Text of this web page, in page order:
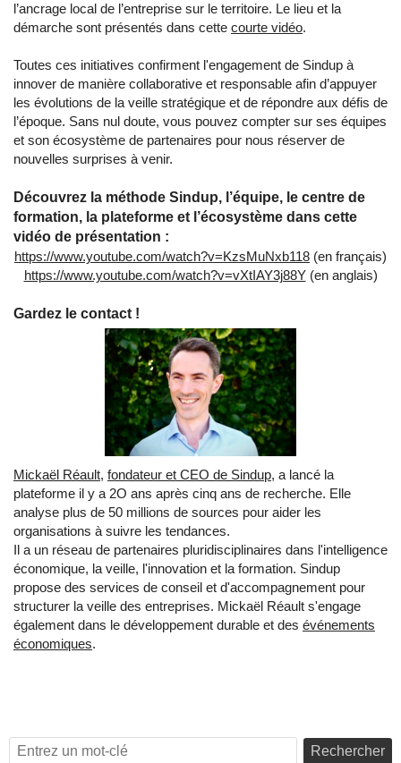
l’ancrage local de l’entreprise sur le territoire. Le lieu et la
démarche sont présentés dans cette courte vidéo.
Toutes ces initiatives confirment l'engagement de Sindup à
innover de manière collaborative et responsable afin d’appuyer
les évolutions de la veille stratégique et de répondre aux défis de
l’époque. Sans nul doute, vous pouvez compter sur ses équipes
et son écosystème de partenaires pour nous réserver de
nouvelles surprises à venir.
Découvrez la méthode Sindup, l’équipe, le centre de
formation, la plateforme et l’écosystème dans cette
vidéo de présentation :
https://www.youtube.com/watch?v=KzsMuNxb118 (en français)
https://www.youtube.com/watch?v=vXtIAY3j88Y(en anglais)
Gardez le contact !
Mickaël Réault, fondateur et CEO de Sindup, a lancé la
plateforme il y a 2O ans après cinq ans de recherche. Elle
analyse plus de 50 millions de sources pour aider les
organisations à suivre les tendances.
Il a un réseau de partenaires pluridisciplinaires dans l'intelligence
économique, la veille, l'innovation et la formation. Sindup
propose des services de conseil et d'accompagnement pour
structurer la veille des entreprises. Mickaël Réault s'engage
également dans le développement durable et des événements
économiques.
Rechercher